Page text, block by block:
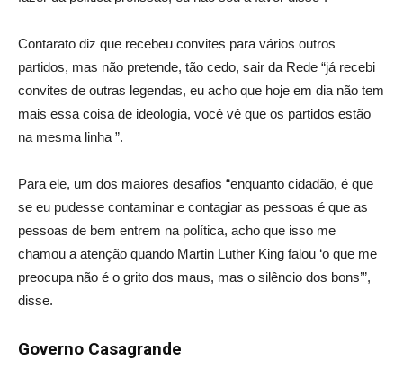
Contarato diz que recebeu convites para vários outros
partidos, mas não pretende, tão cedo, sair da Rede “já recebi
convites de outras legendas, eu acho que hoje em dia não tem
mais essa coisa de ideologia, você vê que os partidos estão
na mesma linha ”.
Para ele, um dos maiores desafios “enquanto cidadão, é que
se eu pudesse contaminar e contagiar as pessoas é que as
pessoas de bem entrem na política, acho que isso me
chamou a atenção quando Martin Luther King falou ‘o que me
preocupa não é o grito dos maus, mas o silêncio dos bons’”,
disse.
Governo Casagrande